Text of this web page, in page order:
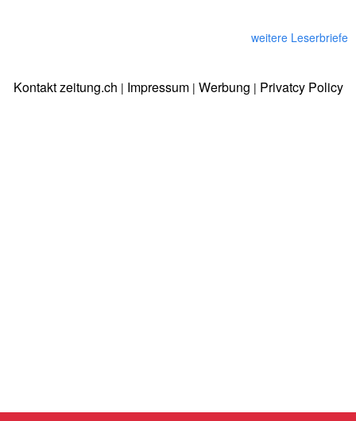
weitere Leserbriefe
Kontakt zeitung.ch | Impressum| Werbung | Privatcy Policy